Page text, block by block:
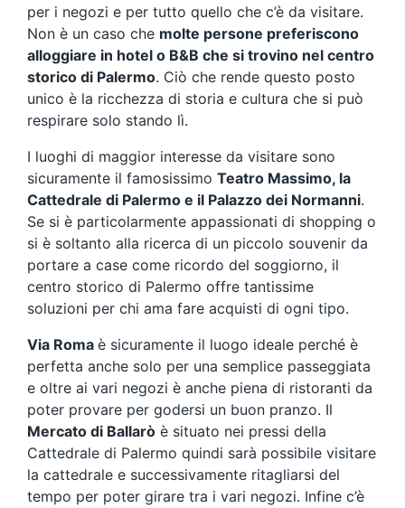
per i negozi e per tutto quello che c’è da visitare.
Non è un caso che molte persone preferiscono
alloggiare in hotel o B&B che si trovino nel centro
storico di Palermo. Ciò che rende questo posto
unico è la ricchezza di storia e cultura che si può
respirare solo stando lì.
I luoghi di maggior interesse da visitare sono
sicuramente il famosissimo Teatro Massimo, la
Cattedrale di Palermo e il Palazzo dei Normanni.
Se si è particolarmente appassionati di shopping o
si è soltanto alla ricerca di un piccolo souvenir da
portare a case come ricordo del soggiorno, il
centro storico di Palermo offre tantissime
soluzioni per chi ama fare acquisti di ogni tipo.
Via Roma è sicuramente il luogo ideale perché è
perfetta anche solo per una semplice passeggiata
e oltre ai vari negozi è anche piena di ristoranti da
poter provare per godersi un buon pranzo. Il
Mercato di Ballarò è situato nei pressi della
Cattedrale di Palermo quindi sarà possibile visitare
la cattedrale e successivamente ritagliarsi del
tempo per poter girare tra i vari negozi. Infine c’è